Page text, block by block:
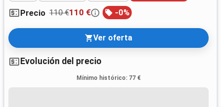
Precio 110 €110 € -0%
Ver oferta
Evolución del precio
Mínimo histórico: 77 €